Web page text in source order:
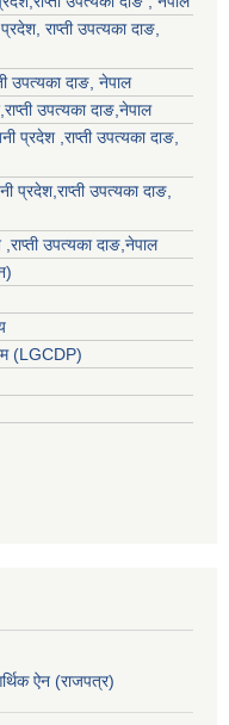
प्रदेश, राप्ती उपत्यका दाङ,
उपत्यका दाङ, नेपाल
,राप्ती उपत्यका दाङ,नेपाल
प्रदेश ,राप्ती उपत्यका दाङ,
प्रदेश,राप्ती उपत्यका दाङ,
,राप्ती उपत्यका दाङ,नेपाल
(LGCDP)
ऐन (राजपत्र)